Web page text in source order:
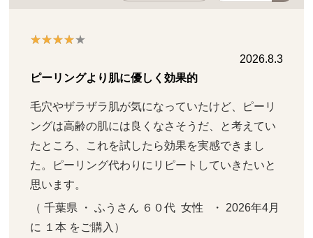
2026.8.3
ピーリングより肌に優しく効果的
毛穴やザラザラ肌が気になっていたけど、ピーリ
ングは高齢の肌には良くなさそうだ、と考えてい
たところ、これを試したら効果を実感できまし
た。ピーリング代わりにリピートしていきたいと
思います。
（ 千葉県 ・ ふうさん ６０代  女性   ・ 2026年4月
に １本 をご購入）